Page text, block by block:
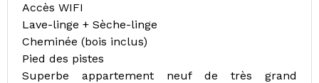
Accès WIFI
Lave-linge + Sèche-linge
Cheminée (bois inclus)
Pied des pistes
Superbe appartement neuf de très grand